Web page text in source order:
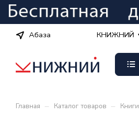
Абаза КНИЖНИЙ
Главная – Каталог товаров – Книги